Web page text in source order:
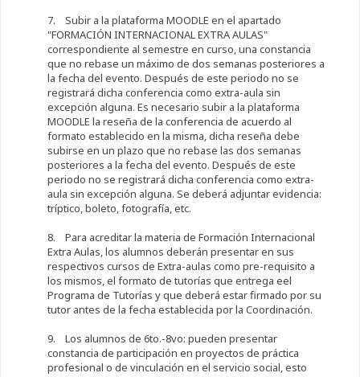
7. Subir a la plataforma MOODLE en el apartado
"FORMACIÓN INTERNACIONAL EXTRA AULAS"
correspondiente al semestre en curso, una constancia
que no rebase un máximo de dos semanas posteriores a
la fecha del evento. Después de este periodo no se
registrará dicha conferencia como extra-aula sin
excepción alguna. Es necesario subir a la plataforma
MOODLE la reseña de la conferencia de acuerdo al
formato establecido en la misma, dicha reseña debe
subirse en un plazo que no rebase las dos semanas
posteriores a la fecha del evento. Después de este
periodo no se registrará dicha conferencia como extra-
aula sin excepción alguna. Se deberá adjuntar evidencia:
tríptico, boleto, fotografía, etc.
8. Para acreditar la materia de Formación Internacional
Extra Aulas, los alumnos deberán presentar en sus
respectivos cursos de Extra-aulas como pre-requisito a
los mismos, el formato de tutorías que entrega eel
Programa de Tutorías y que deberá estar firmado por su
tutor antes de la fecha establecida por la Coordinación.
9. Los alumnos de 6to.-8vo: pueden presentar
constancia de participación en proyectos de práctica
profesional o de vinculación en el servicio social, esto